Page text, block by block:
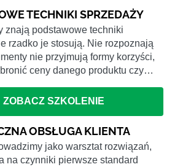
TECHNIKI SPRZEDAŻY
znają podstawowe techniki
rzadko je stosują. Nie rozpoznają
nie przyjmują formy korzyści,
ceny danego produktu czy…
ZOBACZ SZKOLENIE
OBSŁUGA KLIENTA
jako warsztat rozwiązań,
na czynniki pierwsze standard